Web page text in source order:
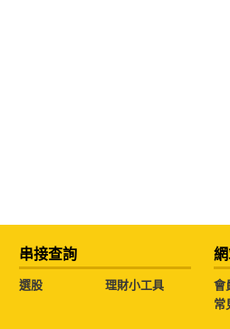
串接查詢
選股 理財小工具
會
常